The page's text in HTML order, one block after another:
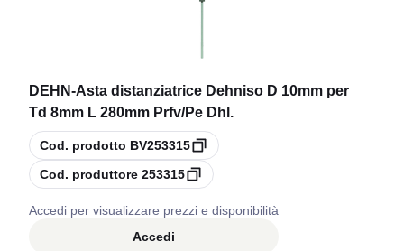
DEHN-Asta distanziatrice Dehniso D 10mm per
Td 8mm L 280mm Prfv/Pe Dhl.
copiaCod. prodotto BV253315
copiaCod. produttore 253315
Accedi per visualizzare prezzi e disponibilità
Accedi